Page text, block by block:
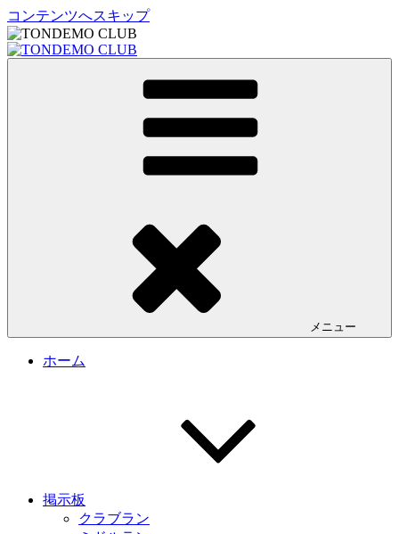
コンテンツへスキップ
トンデモクラブ公式サイト
メニュー
ホーム
掲示板
クラブラン